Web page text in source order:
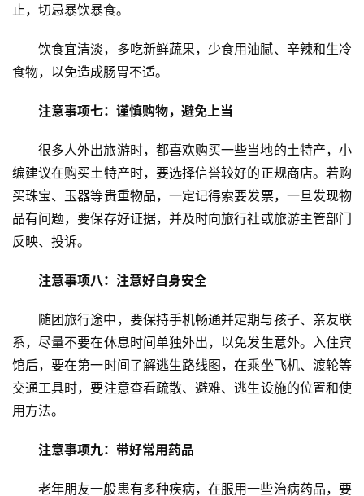
止，切忌暴饮暴食。
饮食宜清淡，多吃新鲜蔬果，少食用油腻、辛辣和生冷
食物，以免造成肠胃不适。
注意事项七：谨慎购物，避免上当
很多人外出旅游时，都喜欢购买一些当地的土特产，小
编建议在购买土特产时，要选择信誉较好的正规商店。若购
买珠宝、玉器等贵重物品，一定记得索要发票，一旦发现物
品有问题，要保存好证据，并及时向旅行社或旅游主管部门
反映、投诉。
注意事项八：注意好自身安全
随团旅行途中，要保持手机畅通并定期与孩子、亲友联
系，尽量不要在休息时间单独外出，以免发生意外。入住宾
馆后，要在第一时间了解逃生路线图，在乘坐飞机、渡轮等
交通工具时，要注意查看疏散、避难、逃生设施的位置和使
用方法。
注意事项九：带好常用药品
老年朋友一般患有多种疾病，在服用一些治病药品，要